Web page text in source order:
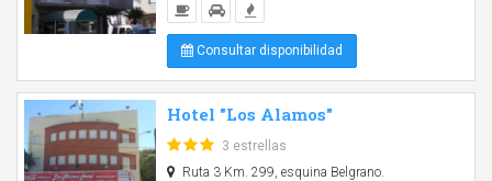
Consultar disponibilidad
Hotel "Los Alamos"
3 estrellas
Ruta 3 Km. 299, esquina Belgrano.